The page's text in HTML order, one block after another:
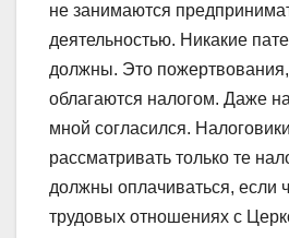
не занимаются
деятельностью. Никакие
должны. Это
облагаются налогом. Даже
мной согласился.
рассматривать только те
должны оплачиваться, если
трудовых отношениях с